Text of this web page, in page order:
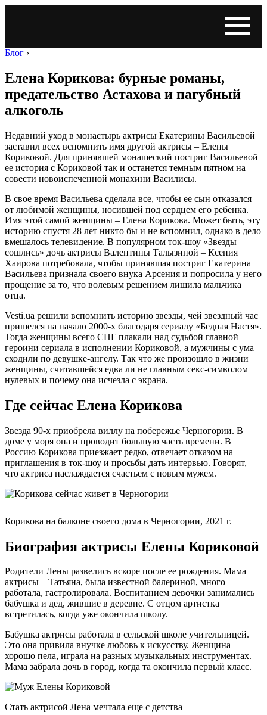
Блог ›
Елена Корикова: бурные романы,
предательство Астахова и пагубный
алкоголь
Недавний уход в монастырь актрисы Екатерины Васильевой
заставил всех вспомнить имя другой актрисы – Елены
Кориковой. Для принявшей монашеский постриг Васильевой
ее история с Кориковой так и останется темным пятном на
совести новоиспеченной монахини Василисы.
В свое время Васильева сделала все, чтобы ее сын отказался
от любимой женщины, носившей под сердцем его ребенка.
Имя этой самой женщины – Елена Корикова. Может быть, эту
историю спустя 28 лет никто бы и не вспомнил, однако в дело
вмешалось телевидение. В популярном ток-шоу «Звезды
сошлись» дочь актрисы Валентины Талызиной – Ксения
Хаирова потребовала, чтобы принявшая постриг Екатерина
Васильева признала своего внука Арсения и попросила у него
прощение за то, что волевым решением лишила мальчика
отца.
Vesti.ua решили вспомнить историю звезды, чей звездный час
пришелся на начало 2000-х благодаря сериалу «Бедная Настя».
Тогда женщины всего СНГ плакали над судьбой главной
героини сериала в исполнении Кориковой, а мужчины с ума
сходили по девушке-ангелу. Так что же произошло в жизни
женщины, считавшейся едва ли не главным секс-символом
нулевых и почему она исчезла с экрана.
Где сейчас Елена Корикова
Звезда 90-х приобрела виллу на побережье Черногории. В
доме у моря она и проводит большую часть времени. В
Россию Корикова приезжает редко, отвечает отказом на
приглашения в ток-шоу и просьбы дать интервью. Говорят,
что актриса наслаждается счастьем с новым мужем.
Корикова на балконе своего дома в Черногории, 2021 г.
Биография актрисы Елены Кориковой
Родители Лены развелись вскоре после ее рождения. Мама
актрисы – Татьяна, была известной балериной, много
работала, гастролировала. Воспитанием девочки занимались
бабушка и дед, жившие в деревне. С отцом артистка
встретилась, когда уже окончила школу.
Бабушка актрисы работала в сельской школе учительницей.
Это она привила внучке любовь к искусству. Женщина
хорошо пела, играла на разных музыкальных инструментах.
Мама забрала дочь в город, когда та окончила первый класс.
Стать актрисой Лена мечтала еще с детства